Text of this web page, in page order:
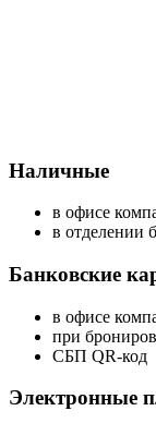
Наличные
в офисе
в отделении
Банковские
в офисе
при
СБП QR-код
Электронные